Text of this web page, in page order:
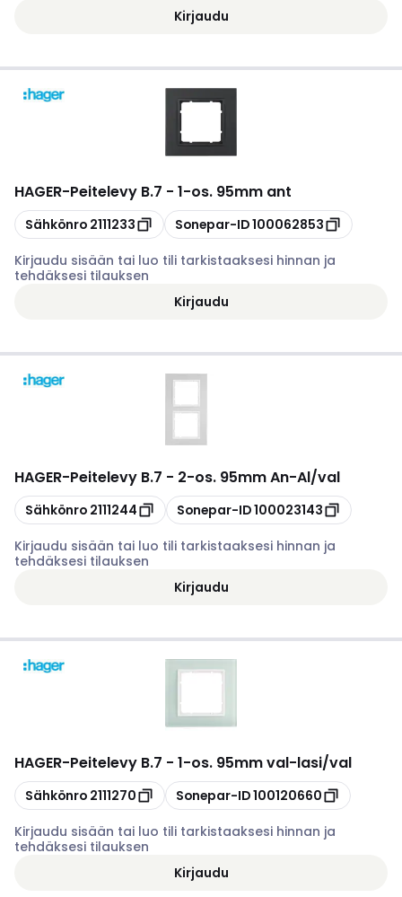
Kirjaudu
HAGER-Peitelevy B.7 - 1-os. 95mm ant
Kopioi
Sähkönro 2111233 Kopioi
Sonepar-ID100062853
Kirjaudu sisään tai luo tili tarkistaaksesi hinnan ja
tehdäksesi tilauksen
Kirjaudu
HAGER-Peitelevy B.7 - 2-os. 95mm An-Al/val
Kopioi
Sähkönro 2111244 Kopioi
Sonepar-ID100023143
Kirjaudu sisään tai luo tili tarkistaaksesi hinnan ja
tehdäksesi tilauksen
Kirjaudu
HAGER-Peitelevy B.7 - 1-os. 95mm val-lasi/val
Kopioi
Sähkönro 2111270 Kopioi
Sonepar-ID100120660
Kirjaudu sisään tai luo tili tarkistaaksesi hinnan ja
tehdäksesi tilauksen
Kirjaudu